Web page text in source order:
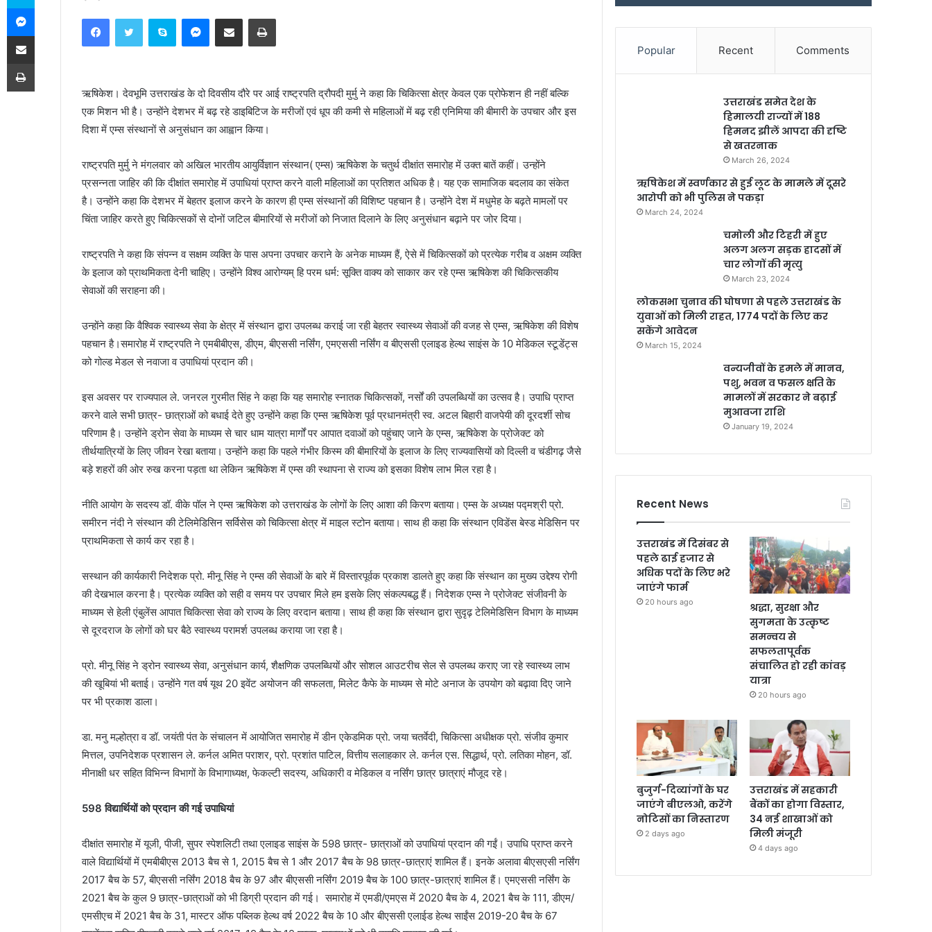
n
d
e
m
a
l
ऋषिकेश। देवभूमि उत्तराखंड के दो दिवसीय दौरे पर आई राष्ट्रपति द्रौपदी मुर्मु ने कहा कि चिकित्सा क्षेत्र केवल एक प्रोफेशन ही नहीं बल्कि
एक मिशन भी है। उन्होंने देशभर में बढ़ रहे डाइबिटिज के मरीजों एवं धूप की कमी से महिलाओं में बढ़ रही एनिमिया की बीमारी के उपचार और इस
दिशा में एम्स संस्थानों से अनुसंधान का आह्वान किया।
राष्ट्रपति मुर्मु ने मंगलवार को अखिल भारतीय आयुर्विज्ञान संस्थान( एम्स) ऋषिकेश के चतुर्थ दीक्षांत समारोह में उक्त बातें कहीं। उन्होंने
प्रसन्नता जाहिर की कि दीक्षांत समारोह में उपाधियां प्राप्त करने वाली महिलाओं का प्रतिशत अधिक है। यह एक सामाजिक बदलाव का संकेत
है। उन्होंने कहा कि देशभर में बेहतर इलाज करने के कारण ही एम्स संस्थानों की विशिष्ट पहचान है। उन्होंने देश में मधुमेह के बढ़ते मामलों पर
चिंता जाहिर करते हुए चिकित्सकों से दोनों जटिल बीमारियों से मरीजों को निजात दिलाने के लिए अनुसंधान बढ़ाने पर जोर दिया।
राष्ट्रपति ने कहा कि संपन्न व सक्षम व्यक्ति के पास अपना उपचार कराने के अनेक माध्यम हैं, ऐसे में चिकित्सकों को प्रत्येक गरीब व अक्षम व्यक्ति
के इलाज को प्राथमिकता देनी चाहिए। उन्होंने विश्व आरोग्यम् हि परम धर्म: सूक्ति वाक्य को साकार कर रहे एम्स ऋषिकेश की चिकित्सकीय
सेवाओं की सराहना की।
उन्होंने कहा कि वैश्विक स्वास्थ्य सेवा के क्षेत्र में संस्थान द्वारा उपलब्ध कराई जा रही बेहतर स्वास्थ्य सेवाओं की वजह से एम्स, ऋषिकेश की विशेष
पहचान है।समारोह में राष्ट्रपति ने एमबीबीएस, डीएम, बीएससी नर्सिंग, एमएससी नर्सिंग व बीएससी एलाइड हेल्थ साइंस के 10 मेडिकल स्टूडेंट्स
को गोल्ड मेडल से नवाजा व उपाधियां प्रदान की।
इस अवसर पर राज्यपाल ले. जनरल गुरमीत सिंह ने कहा कि यह समारोह स्नातक चिकित्सकों, नर्सों की उपलब्धियों का उत्सव है। उपाधि प्राप्त
करने वाले सभी छात्र- छात्राओं को बधाई देते हुए उन्होंने कहा कि एम्स ऋषिकेश पूर्व प्रधानमंत्री स्व. अटल बिहारी वाजपेयी की दूरदर्शी सोच
परिणाम है। उन्होंने ड्रोन सेवा के माध्यम से चार धाम यात्रा मार्गों पर आपात दवाओं को पहुंचाए जाने के एम्स, ऋषिकेश के प्रोजेक्ट को
तीर्थयात्रियों के लिए जीवन रेखा बताया। उन्होंने कहा कि पहले गंभीर किस्म की बीमारियों के इलाज के लिए राज्यवासियों को दिल्ली व चंडीगढ़ जैसे
बड़े शहरों की ओर रुख करना पड़ता था लेकिन ऋषिकेश में एम्स की स्थापना से राज्य को इसका विशेष लाभ मिल रहा है।
नीति आयोग के सदस्य डॉ. वीके पॉल ने एम्स ऋषिकेश को उत्तराखंड के लोगों के लिए आशा की किरण बताया। एम्स के अध्यक्ष पद्मश्री प्रो.
समीरन नंदी ने संस्थान की टेलिमेडिसिन सर्विसेस को चिकित्सा क्षेत्र में माइल स्टोन बताया। साथ ही कहा कि संस्थान एविडेंस बेस्ड मेडिसिन पर
प्राथमिकता से कार्य कर रहा है।
सस्थान की कार्यकारी निदेशक प्रो. मीनू सिंह ने एम्स की सेवाओं के बारे में विस्तारपूर्वक प्रकाश डालते हुए कहा कि संस्थान का मुख्य उद्देश्य रोगी
की देखभाल करना है। प्रत्येक व्यक्ति को सही व समय पर उपचार मिले हम इसके लिए संकल्पबद्ध हैं। निदेशक एम्स ने प्रोजेक्ट संजीवनी के
माध्यम से हेली एंबुलेंस आपात चिकित्सा सेवा को राज्य के लिए वरदान बताया। साथ ही कहा कि संस्थान द्वारा सुदृढ़ टेलिमेडिसिन विभाग के माध्यम
से दूरदराज के लोगों को घर बैठे स्वास्थ्य परामर्श उपलब्ध कराया जा रहा है।
प्रो. मीनू सिंह ने ड्रोन स्वास्थ्य सेवा, अनुसंधान कार्य, शैक्षणिक उपलब्धियों और सोशल आउटरीच सेल से उपलब्ध कराए जा रहे स्वास्थ्य लाभ
की खूबियां भी बताई। उन्होंने गत वर्ष यूथ 20 इवेंट अयोजन की सफलता, मिलेट कैफे के माध्यम से मोटे अनाज के उपयोग को बढ़ावा दिए जाने
पर भी प्रकाश डाला।
डा. मनु मल्होत्रा व डॉ. जयंती पंत के संचालन में आयोजित समारोह में डीन एकेडमिक प्रो. जया चतर्वेदी, चिकित्सा अधीक्षक प्रो. संजीव कुमार
मित्तल, उपनिदेशक प्रशासन ले. कर्नल अमित पराशर, प्रो. प्रशांत पाटिल, वित्तीय सलाहकार ले. कर्नल एस. सिद्धार्थ, प्रो. लतिका मोहन, डॉ.
मीनाक्षी धर सहित विभिन्न विभागों के विभागाध्यक्ष, फेकल्टी सदस्य, अधिकारी व मेडिकल व नर्सिंग छात्र छात्राएं मौजूद रहे।
598 विद्यार्थियों को प्रदान की गई उपाधियां
दीक्षांत समारोह में यूजी, पीजी, सुपर स्पेशलिटी तथा एलाइड साइंस के 598 छात्र- छात्राओं को उपाधियां प्रदान की गईं। उपाधि प्राप्त करने
वाले विद्यार्थियों में एमबीबीएस 2013 बैच से 1, 2015 बैच से 1 और 2017 बैच के 98 छात्र-छात्राएं शामिल हैं। इनके अलावा बीएसएसी नर्सिंग
2017 बैच के 57, बीएससी नर्सिंग 2018 बैच के 97 और बीएससी नर्सिंग 2019 बैच के 100 छात्र-छात्राएं शामिल हैं। एमएससी नर्सिंग के
2021 बैच के कुल 9 छात्र-छात्राओं को भी डिग्री प्रदान की गई। समारोह में एमडी/एमएस में 2020 बैच के 4, 2021 बैच के 111, डीएम/
एमसीएच में 2021 बैच के 31, मास्टर ऑफ पब्लिक हेल्थ वर्ष 2022 बैच के 10 और बीएससी एलाईड हेल्थ साईंस 2019-20 बैच के 67
Popular Recent Comments
उत्तराखंड समेत देश के
हिमालयी राज्यों में 188
हिमनद झीलें आपदा की दृष्टि
से खतरनाक
March 26, 2024
ऋषिकेश में स्वर्णकार से हुई लूट के मामले में दूसरे
आरोपी को भी पुलिस ने पकड़ा
March 24, 2024
चमोली और टिहरी में हुए
अलग अलग सड़क हादसों में
चार लोगों की मृत्यु
March 23, 2024
लोकसभा चुनाव की घोषणा से पहले उत्तराखंड के
युवाओं को मिली राहत, 1774 पदों के लिए कर
सकेंगे आवेदन
March 15, 2024
वन्यजीवों के हमले में मानव,
पशु, भवन व फसल क्षति के
मामलों में सरकार ने बढ़ाई
मुआवजा राशि
January 19, 2024
Recent News
उत्तराखंड में दिसंबर से
पहले ढाई हजार से
अधिक पदों के लिए भरे
जाएंगे फार्म
20 hours ago
श्रद्धा, सुरक्षा और
सुगमता के उत्कृष्ट
समन्वय से
सफलतापूर्वक
संचालित हो रही कांवड़
यात्रा
20 hours ago
बुजुर्ग-दिव्यांगों के घर
जाएंगे बीएलओ, करेंगे
नोटिसों का निस्तारण
2 days ago
उत्तराखंड में सहकारी
बैंकों का होगा विस्तार,
34 नई शाखाओं को
मिली मंजूरी
4 days ago